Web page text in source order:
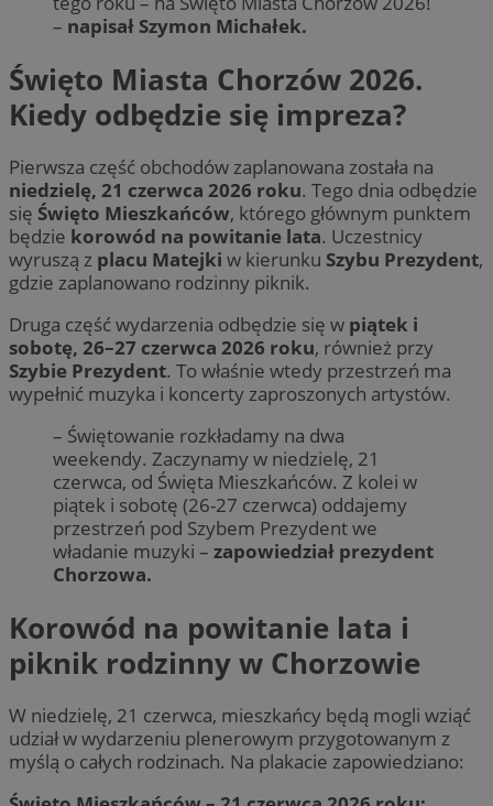
– napisał Szymon Michałek.
Święto Miasta Chorzów 2026.
Kiedy odbędzie się impreza?
Pierwsza część obchodów zaplanowana została na
niedzielę, 21 czerwca 2026 roku. Tego dnia odbędzie
się Święto Mieszkańców, którego głównym punktem
będzie korowód na powitanie lata. Uczestnicy
wyruszą z placu Matejki w kierunku Szybu Prezydent,
gdzie zaplanowano rodzinny piknik.
Druga część wydarzenia odbędzie się w piątek i
sobotę, 26–27 czerwca 2026 roku, również przy
Szybie Prezydent. To właśnie wtedy przestrzeń ma
wypełnić muzyka i koncerty zaproszonych artystów.
– Świętowanie rozkładamy na dwa
weekendy. Zaczynamy w niedzielę, 21
czerwca, od Święta Mieszkańców. Z kolei w
piątek i sobotę (26-27 czerwca) oddajemy
przestrzeń pod Szybem Prezydent we
władanie muzyki – zapowiedział prezydent
Chorzowa.
Korowód na powitanie lata i
piknik rodzinny w Chorzowie
W niedzielę, 21 czerwca, mieszkańcy będą mogli wziąć
udział w wydarzeniu plenerowym przygotowanym z
myślą o całych rodzinach. Na plakacie zapowiedziano: